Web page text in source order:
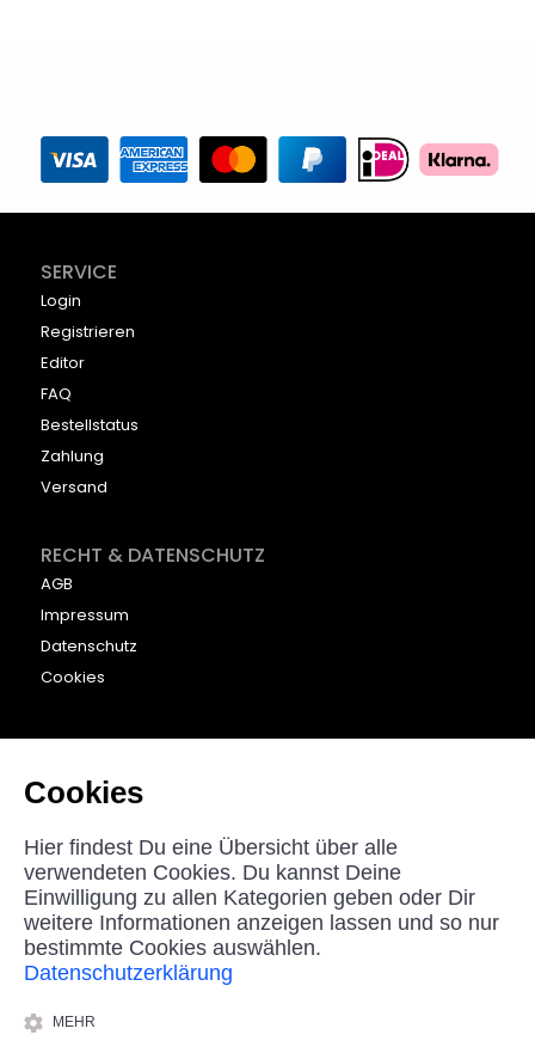
SERVICE
Login
Registrieren
Editor
FAQ
Bestellstatus
Zahlung
Versand
RECHT & DATENSCHUTZ
AGB
Impressum
Datenschutz
Cookies
KONTAKT
beyounic GmbH
Nordstraße 27
33181 Bad Wünnenberg
Germany
helpdesk@beyounic.eu
*Alle Preise in Euro inkl. MwSt, zzgl. Versandkosten.
Cookies
Hier findest Du eine Übersicht über alle
verwendeten Cookies. Du kannst Deine
Einwilligung zu allen Kategorien geben oder Dir
weitere Informationen anzeigen lassen und so nur
bestimmte Cookies auswählen.
Datenschutzerklärung
MEHR